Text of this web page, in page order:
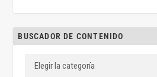
BUSCADOR DE CONTENIDO